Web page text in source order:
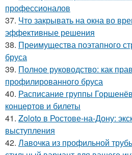
профессионалов
37. Что закрывать на окна во
эффективные решения
38. Преимущества поэтапного
бруса
39. Полное руководство: как
профилированного бруса
40. Расписание группы
концертов и билеты
41. Zoloto в Ростове-на-Дону:
выступления
42. Лавочка из профильной